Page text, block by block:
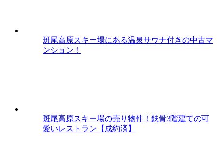
斑尾高原スキー場にある温泉サウナ付きの中古マ
ンション！
斑尾高原スキー場の売り物件！鉄骨3階建ての可
愛いレストラン【成約済】